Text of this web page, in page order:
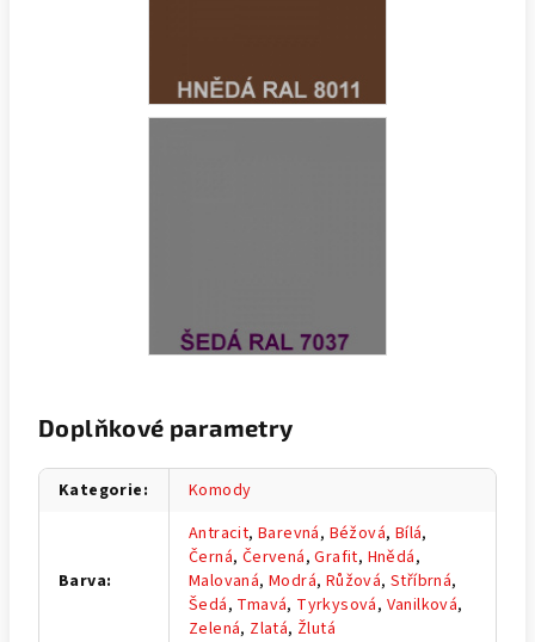
Doplňkové parametry
Kategorie: Komody
Barva:
Antracit,Barevná, Béžová, Bílá,
Černá, Červená,Grafit, Hnědá,
Malovaná,Modrá, Růžová,Stříbrná,
Šedá, Tmavá, Tyrkysová, Vanilková,
Zelená, Zlatá, Žlutá